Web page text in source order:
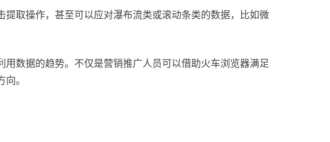
取操作，甚至可以应对瀑布流类或滚动条类的数据，比如微
数据的趋势。不仅是营销推广人员可以借助火车浏览器满足
。